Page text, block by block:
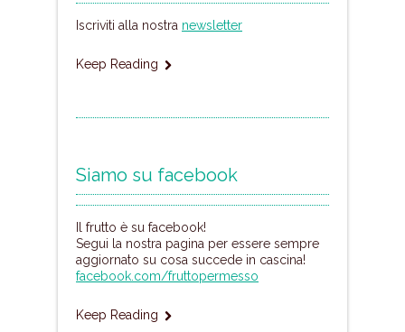
Iscriviti alla nostra newsletter
Keep Reading
Siamo su facebook
Il frutto è su facebook!
Segui la nostra pagina per essere sempre
aggiornato su cosa succede in cascina!
facebook.com/fruttopermesso
Keep Reading